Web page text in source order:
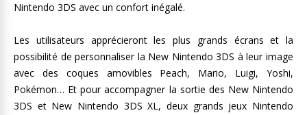
Nintendo 3DS avec un confort inégalé.
Les utilisateurs apprécieront les plus grands écrans et la
possibilité de personnaliser la New Nintendo 3DS à leur image
avec des coques amovibles Peach, Mario, Luigi, Yoshi,
Pokémon… Et pour accompagner la sortie des New Nintendo
3DS et New Nintendo 3DS XL, deux grands jeux Nintendo